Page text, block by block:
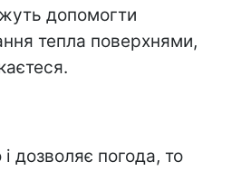
допомогти
тепла поверхнями,
дозволяє погода, то